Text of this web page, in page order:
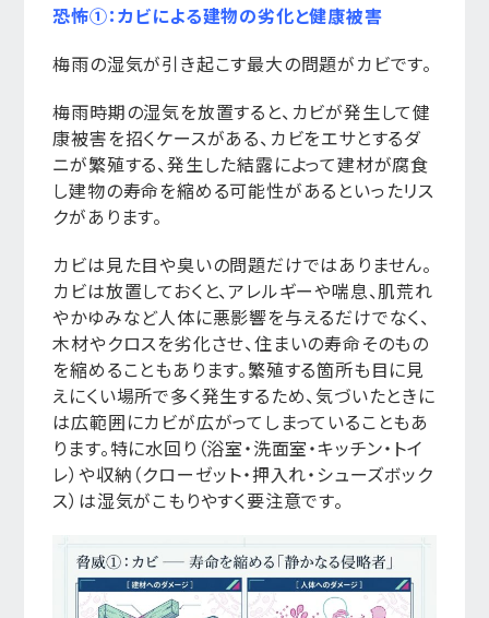
恐怖①：カビによる建物の劣化と健康被害
梅雨の湿気が引き起こす最大の問題がカビです。
梅雨時期の湿気を放置すると、カビが発生して健
康被害を招くケースがある、カビをエサとするダ
ニが繁殖する、発生した結露によって建材が腐食
し建物の寿命を縮める可能性があるといったリス
クがあります。
カビは見た目や臭いの問題だけではありません。
カビは放置しておくと、アレルギーや喘息、肌荒れ
やかゆみなど人体に悪影響を与えるだけでなく、
木材やクロスを劣化させ、住まいの寿命そのもの
を縮めることもあります。繁殖する箇所も目に見
えにくい場所で多く発生するため、気づいたときに
は広範囲にカビが広がってしまっていることもあ
ります。特に水回り（浴室・洗面室・キッチン・トイ
レ）や収納（クローゼット・押入れ・シューズボック
ス）は湿気がこもりやすく要注意です。